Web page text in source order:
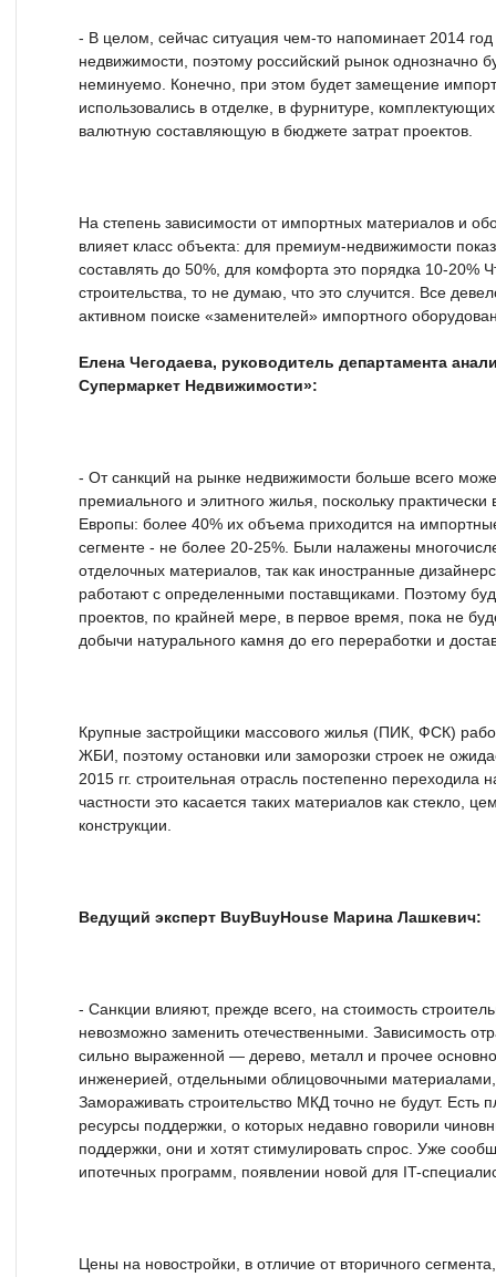
- В целом, сейчас ситуация чем-то напоминает 2014
недвижимости, поэтому российский рынок однозначно
неминуемо. Конечно, при этом будет замещение
использовались в отделке, в фурнитуре,
валютную составляющую в бюджете затрат проектов.
На степень зависимости от импортных материалов и
влияет класс объекта: для премиум-недвижимости
составлять до 50%, для комфорта это порядка 10-20%
строительства, то не думаю, что это случится. Все
активном поиске «заменителей» импортного
Елена Чегодаева, руководитель департамента
Супермаркет Недвижимости»:
- От санкций на рынке недвижимости больше всего
премиального и элитного жилья, поскольку
Европы: более 40% их объема приходится на
сегменте - не более 20-25%. Были налажены
отделочных материалов, так как иностранные
работают с определенными поставщиками. Поэтому
проектов, по крайней мере, в первое время, пока не
добычи натурального камня до его переработки и
Крупные застройщики массового жилья (ПИК, ФСК)
ЖБИ, поэтому остановки или заморозки строек не
2015 гг. строительная отрасль постепенно
частности это касается таких материалов как стекло,
конструкции.
Ведущий эксперт BuyBuyHouse Марина Лашкевич:
- Санкции влияют, прежде всего, на стоимость
невозможно заменить отечественными. Зависимость
сильно выраженной — дерево, металл и прочее
инженерией, отдельными облицовочными
Замораживать строительство МКД точно не будут. Есть
ресурсы поддержки, о которых недавно говорили
поддержки, они и хотят стимулировать спрос. Уже
ипотечных программ, появлении новой для IT-
Цены на новостройки, в отличие от вторичного